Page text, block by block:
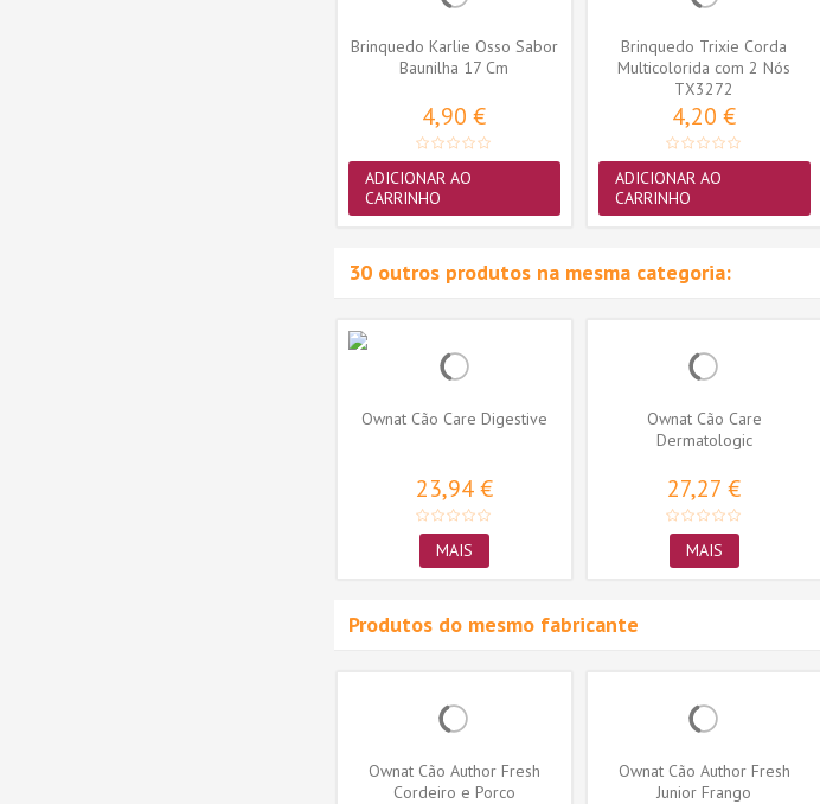
Brinquedo Karlie Osso Sabor
Baunilha 17 Cm
4,90 €
ADICIONAR AO
CARRINHO
Brinquedo Trixie Corda
Multicolorida com 2 Nós
(37cm) cor...
TX3272
4,20 €
ADICIONAR AO
CARRINHO
30 outros produtos na mesma categoria:
Ownat Cão Care Digestive
23,94 €
MAIS
Ownat Cão Care
Dermatologic
27,27 €
MAIS
Produtos do mesmo fabricante
Ownat Cão Author Fresh
Cordeiro e Porco
Ownat Cão Author Fresh
Junior Frango